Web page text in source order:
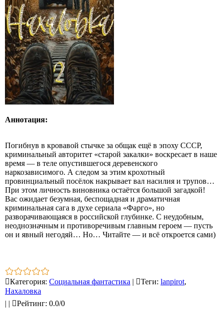
Аннотация:
Погибнув в кровавой стычке за общак ещё в эпоху СССР,
криминальный авторитет «старой закалки» воскресает в наше
время — в теле опустившегося деревенского
наркозависимого. А следом за этим крохотный
провинциальный посёлок накрывает вал насилия и трупов…
При этом личность виновника остаётся большой загадкой!
Вас ожидает безумная, беспощадная и драматичная
криминальная сага в духе сериала «Фарго», но
разворачивающаяся в российской глубинке. С неудобным,
неоднозначным и противоречивым главным героем — пусть
он и явный негодяй… Но… Читайте — и всё откроется сами)
Категория: Социальная фантастика | Теги: lanpirot,
Нахаловка
| | Рейтинг: 0.0/0